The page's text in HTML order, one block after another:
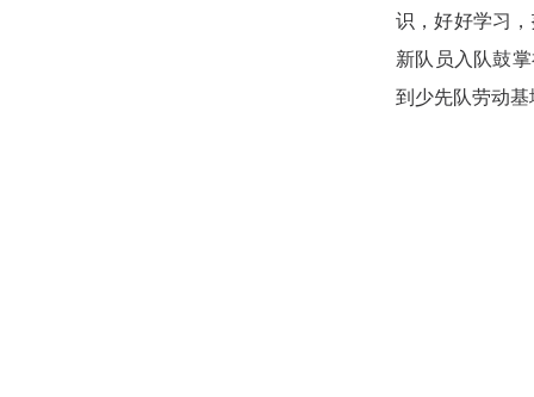
识，好好学习
新队员入队鼓
到少先队劳动